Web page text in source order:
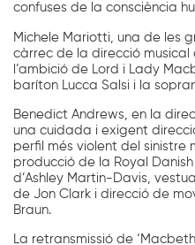
confuses de la consciència
Michele Mariotti, una de les
càrrec de la direcció
l’ambició de Lord i Lady
baríton Lucca Salsi i la
Benedict Andrews, en la
una cuidada i exigent
perfil més violent del
producció de la Royal
d’Ashley Martin-Davis,
de Jon Clark i direcció de
Braun.
La retransmissió de